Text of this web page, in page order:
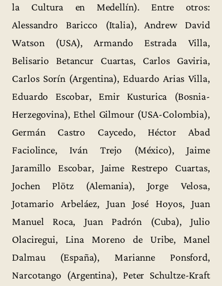
la Cultura en Medellín). Entre otros:
Alessandro Baricco (Italia), Andrew David
Watson (USA), Armando Estrada Villa,
Belisario Betancur Cuartas, Carlos Gaviria,
Carlos Sorín (Argentina), Eduardo Arias Villa,
Eduardo Escobar, Emir Kusturica (Bosnia-
Herzegovina), Ethel Gilmour (USA-Colombia),
Germán Castro Caycedo, Héctor Abad
Faciolince, Iván Trejo (México), Jaime
Jaramillo Escobar, Jaime Restrepo Cuartas,
Jochen Plötz (Alemania), Jorge Velosa,
Jotamario Arbeláez, Juan José Hoyos, Juan
Manuel Roca, Juan Padrón (Cuba), Julio
Olaciregui, Lina Moreno de Uribe, Manel
Dalmau (España), Marianne Ponsford,
Narcotango (Argentina), Peter Schultze-Kraft